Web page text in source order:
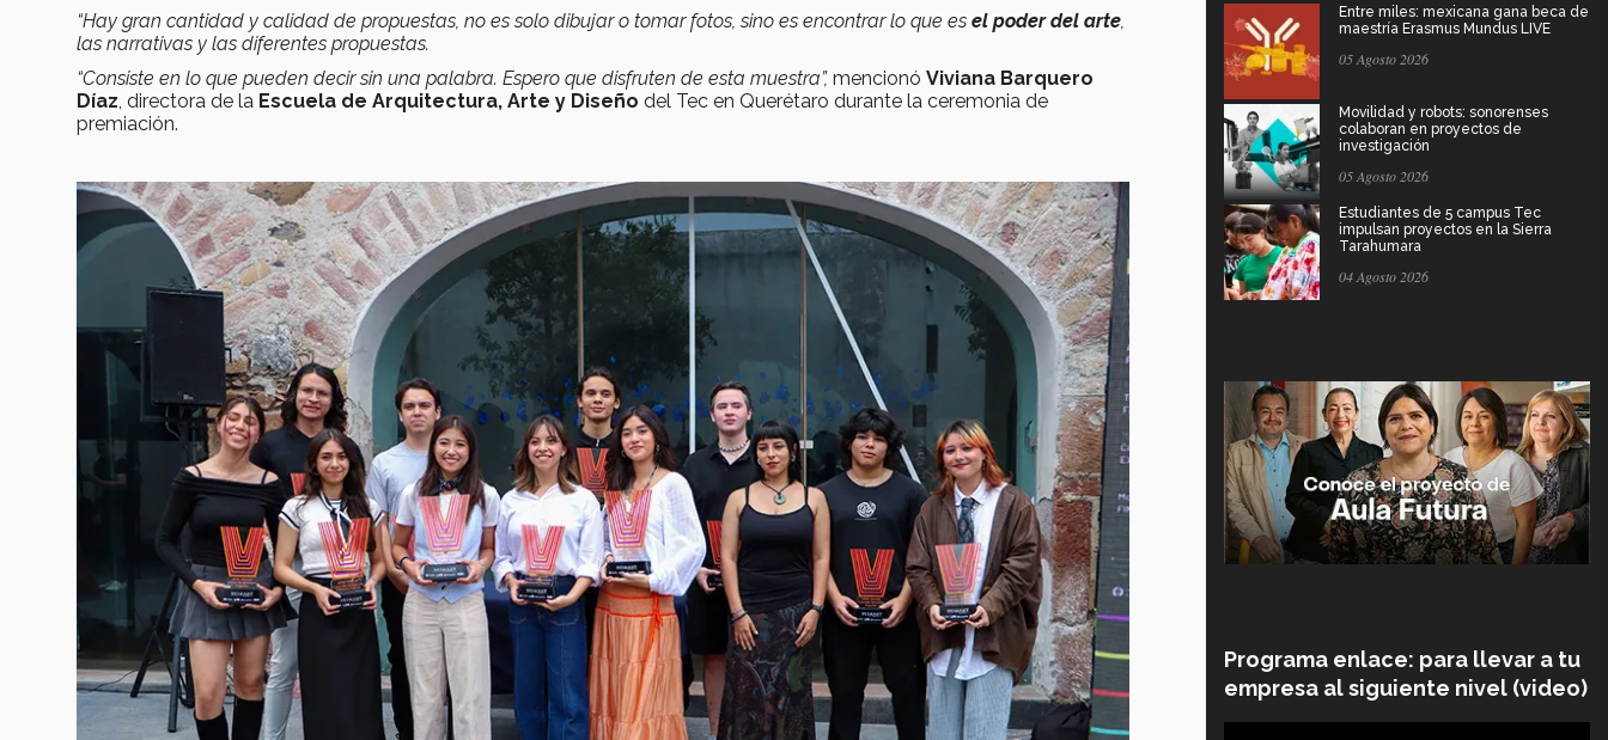
“Hay gran cantidad y calidad de propuestas, no es solo dibujar o tomar fotos, sino es encontrar lo que es el poder del arte,
las narrativas y las diferentes propuestas.
“Consiste en lo que pueden decir sin una palabra. Espero que disfruten de esta muestra”, mencionó Viviana Barquero
Díaz, directora de la Escuela de Arquitectura, Arte y Diseño del Tec en Querétaro durante la ceremonia de
premiación.
Entre miles: mexicana gana beca de
maestría Erasmus Mundus LIVE
05 Agosto 2026
Movilidad y robots: sonorenses
colaboran en proyectos de
investigación
05 Agosto 2026
Estudiantes de 5 campus Tec
impulsan proyectos en la Sierra
Tarahumara
04 Agosto 2026
Programa enlace: para llevar a tu
empresa al siguiente nivel (video)